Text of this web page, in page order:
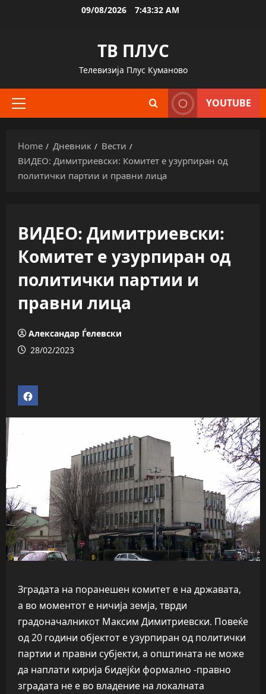
09/08/2026 7:43:33 AM
ТВ ПЛУС
Телевизија Плус Куманово
Primary
YOUTUBE
Home Дневник
Вести
ВИДЕО: Димитриевски: Комитет е узурпиран од
политички партии и правни лица
ВИДЕО: Димитриевски:
Комитет е узурпиран од
политички партии и
правни лица
Александар Ѓелевски
28/02/2023
Зградата на поранешен комитет е на државата,
а во моментот е ничија земја, тврди
градоначалникот Максим Димитриевски. Повеќе
од 20 години објектот е узурпиран од политички
партии и правни субјекти, а општината не може
да наплати кирија бидејќи формално -правно
зградата не е во владение на локалната